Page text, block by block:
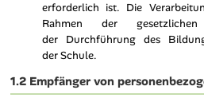
erforderlich ist. Die
Rahmen der
der Durchführung des
der Schule.
1.2 Empfänger von